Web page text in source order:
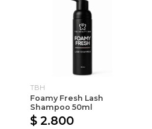
TBH
Foamy Fresh Lash
Shampoo 50ml
$ 2.800